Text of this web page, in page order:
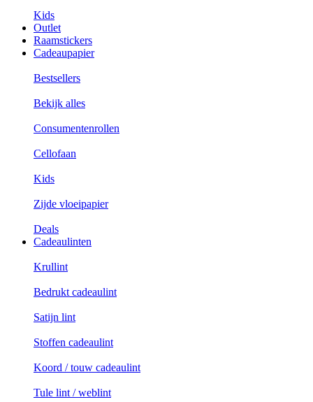
Kids
Outlet
Raamstickers
Cadeaupapier
Bestsellers
Bekijk alles
Consumentenrollen
Cellofaan
Kids
Zijde vloeipapier
Deals
Cadeaulinten
Krullint
Bedrukt cadeaulint
Satijn lint
Stoffen cadeaulint
Koord / touw cadeaulint
Tule lint / weblint